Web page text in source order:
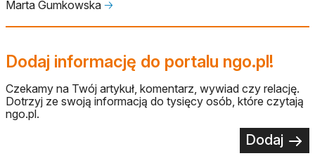
Marta Gumkowska 🡢
Dodaj informację do portalu ngo.pl!
Czekamy na Twój artykuł, komentarz, wywiad czy relację.
Dotrzyj ze swoją informacją do tysięcy osób, które czytają
ngo.pl.
Dodaj